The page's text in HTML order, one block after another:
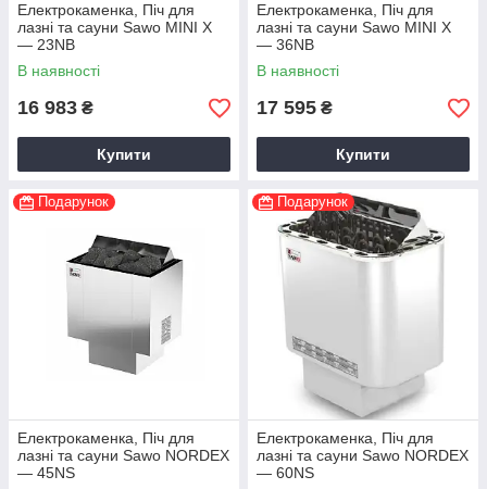
Електрокаменка, Піч для
лазні та сауни Sawo MINI X
— 23NB
В наявності
16 983 ₴
Купити
Електрокаменка, Піч для
лазні та сауни Sawo MINI X
— 36NB
В наявності
17 595 ₴
Купити
Подарунок
Електрокаменка, Піч для
лазні та сауни Sawo NORDEX
— 45NS
Подарунок
Електрокаменка, Піч для
лазні та сауни Sawo NORDEX
— 60NS